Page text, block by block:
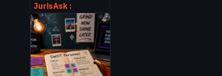
JurisAsk :
automatiser vos
fiches d’arrêt sans
sacrifier la rigueur
juridique